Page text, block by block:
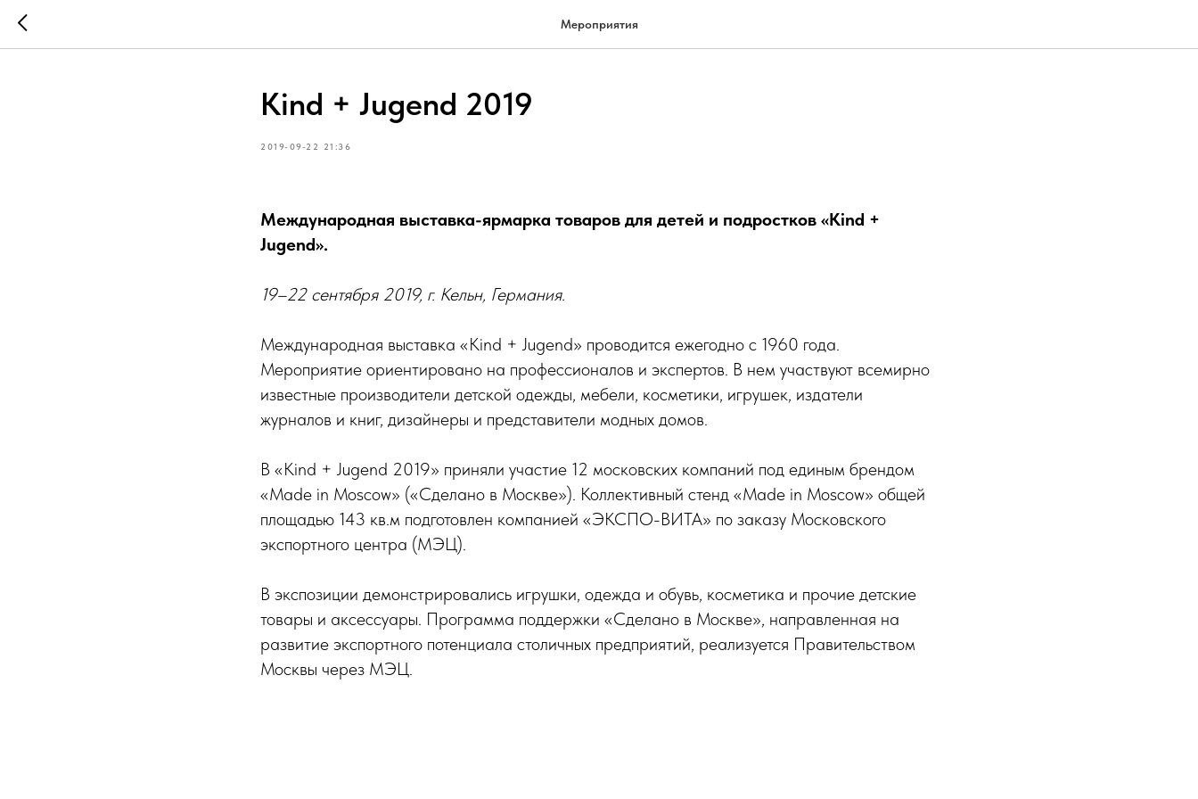
Мероприятия
Kind + Jugend 2019
2019-09-22 21:36
Международная выставка-ярмарка товаров для детей и подростков «Kind +
Jugend».
19–22 сентября 2019, г. Кельн, Германия.
Международная выставка «Kind + Jugend» проводится ежегодно с 1960 года.
Мероприятие ориентировано на профессионалов и экспертов. В нем участвуют всемирно
известные производители детской одежды, мебели, косметики, игрушек, издатели
журналов и книг, дизайнеры и представители модных домов.
В «Kind + Jugend 2019» приняли участие 12 московских компаний под единым брендом
«Made in Moscow» («Сделано в Москве»). Коллективный стенд «Made in Moscow» общей
площадью 143 кв.м подготовлен компанией «ЭКСПО-ВИТА» по заказу Московского
экспортного центра (МЭЦ).
В экспозиции демонстрировались игрушки, одежда и обувь, косметика и прочие детские
товары и аксессуары. Программа поддержки «Сделано в Москве», направленная на
развитие экспортного потенциала столичных предприятий, реализуется Правительством
Москвы через МЭЦ.